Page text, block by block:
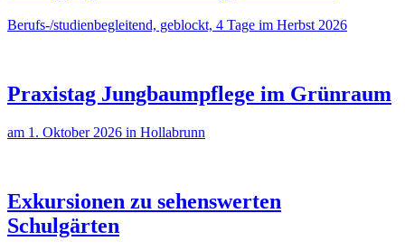
Berufs-/studienbegleitend, geblockt, 4 Tage im Herbst 2026
Praxistag Jungbaumpflege im Grünraum
am 1. Oktober 2026 in Hollabrunn
Exkursionen zu sehenswerten
Schulgärten